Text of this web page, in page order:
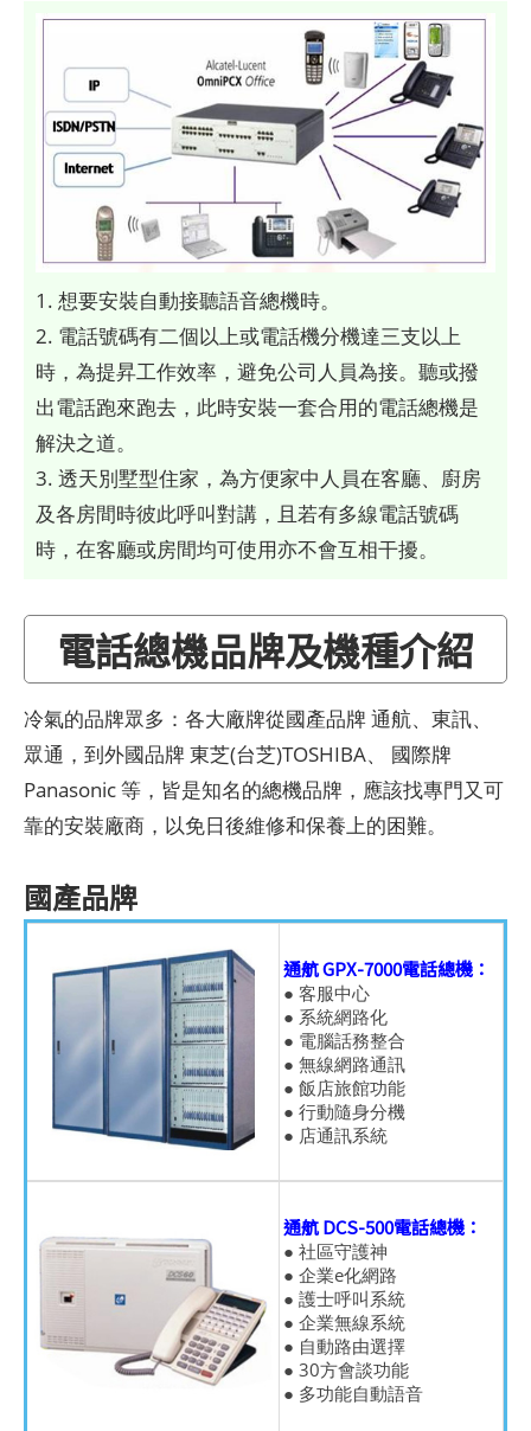
1. 想要安裝自動接聽語音總機時。
2. 電話號碼有二個以上或電話機分機達三支以上
時，為提昇工作效率，避免公司人員為接。聽或撥
出電話跑來跑去，此時安裝一套合用的電話總機是
解決之道。
3. 透天別墅型住家，為方便家中人員在客廳、廚房
及各房間時彼此呼叫對講，且若有多線電話號碼
時，在客廳或房間均可使用亦不會互相干擾。
電話總機品牌及機種介紹
冷氣的品牌眾多：各大廠牌從國產品牌 通航、東訊、
眾通，到外國品牌 東芝(台芝)TOSHIBA、 國際牌
Panasonic 等，皆是知名的總機品牌，應該找專門又可
靠的安裝廠商，以免日後維修和保養上的困難。
國產品牌
通航 GPX-7000電話總機：
● 客服中心
● 系統網路化
● 電腦話務整合
● 無線網路通訊
● 飯店旅館功能
● 行動隨身分機
● 店通訊系統
通航 DCS-500電話總機：
● 社區守護神
● 企業e化網路
● 護士呼叫系統
● 企業無線系統
● 自動路由選擇
● 30方會談功能
● 多功能自動語音